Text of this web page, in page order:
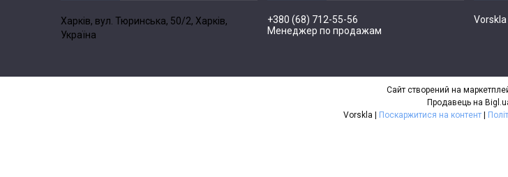
Харків, вул. Тюринська, 50/2, Харків,
Україна
+380 (68) 712-55-56
Менеджер по продажам
Vorskla
Сайт створений на
Продавець на
Поскаржитися на контент